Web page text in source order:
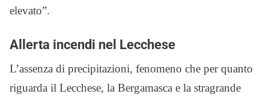
elevato”.
Allerta incendi nel Lecchese
L’assenza di precipitazioni, fenomeno che per quanto
riguarda il Lecchese, la Bergamasca e la stragrande